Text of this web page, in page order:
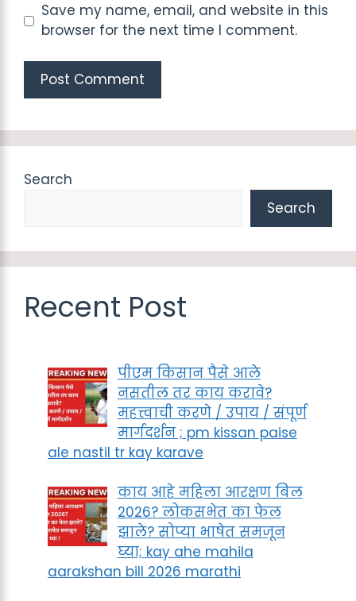
Save my name, email, and website in this
browser for the next time I comment.
Search
Search
Recent Post
पीएम किसान पैसे आले
नसतील तर काय करावे?
महत्त्वाची करणे / उपाय / संपूर्ण
मार्गदर्शन ; pm kissan paise
ale nastil tr kay karave
काय आहे महिला आरक्षण बिल
2026? लोकसभेत का फेल
झाले? सोप्या भाषेत समजून
घ्या; kay ahe mahila
aarakshan bill 2026 marathi